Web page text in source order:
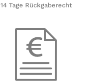
14 Tage Rückgaberecht